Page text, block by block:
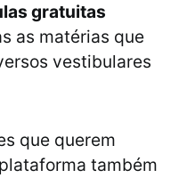
gratuitas
as matérias que
vestibulares
que querem
também